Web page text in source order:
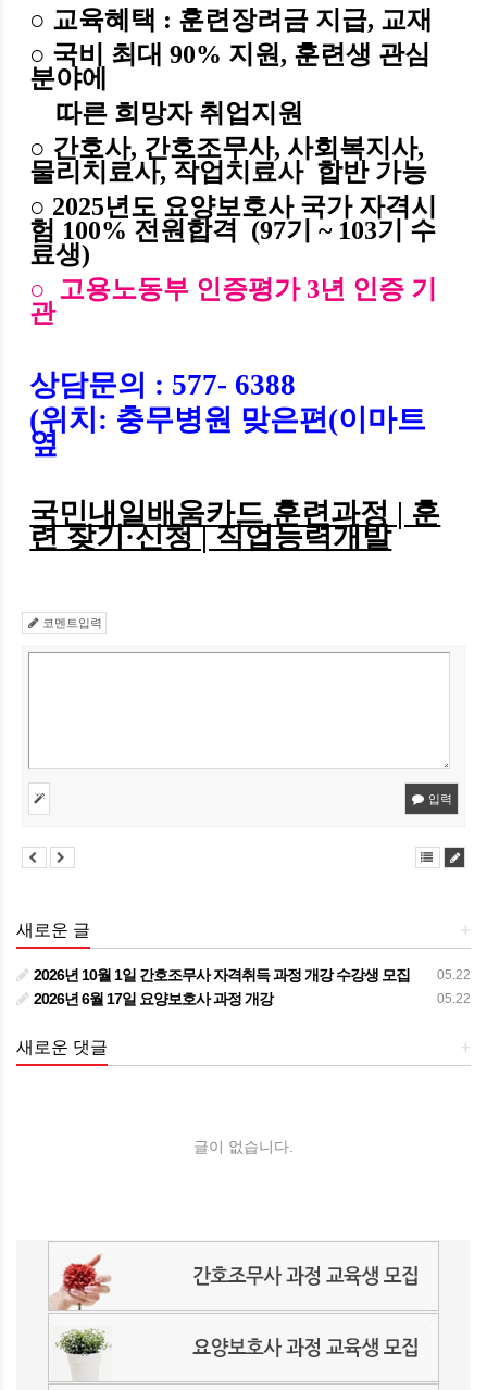
○ 교육혜택 : 훈련장려금 지급, 교재
○ 국비 최대 90% 지원 , 훈련생 관심
분야에
따른 희망자 취업지원
○ 간호사, 간호조무사, 사회복지사,
물리치료사, 작업치료사 합반 가능
○ 2025년도 요양보호사 국가 자격시
험 100% 전원합격 (97기 ~ 103기 수
료생)
○ 고용노동부 인증평가 3년 인증 기
관
상담문의 : 577- 6388
(위치 : 충무병원 맞은편(이마트
옆
국민내일배움카드 훈련과정 | 훈
련 찾기·신청 | 직업능력개발
코멘트입력
입력
+
새로운 글
05.22
2026년 10월 1일 간호조무사 자격취득 과정 개강 수강생 모집
05.22
2026년 6월 17일 요양보호사 과정 개강
+
새로운 댓글
글이 없습니다.